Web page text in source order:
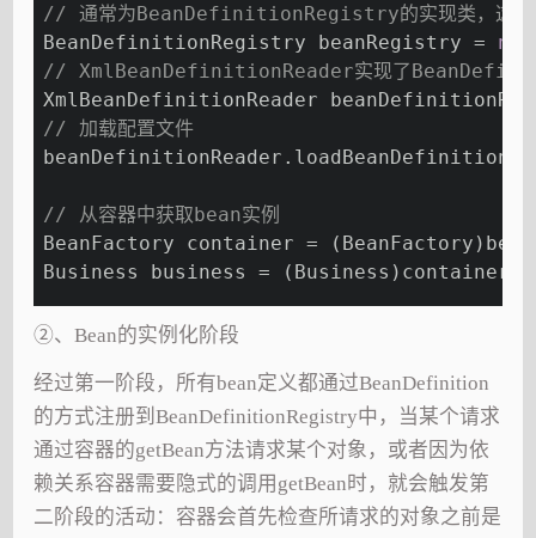
// 通常为BeanDefinitionRegistry的实现类，这
BeanDefinitionRegistry beanRegistry = new
// XmlBeanDefinitionReader实现了
XmlBeanDefinitionReader
// 加载配置文件
beanDefinitionReader.loadBeanDefinitions(
// 从容器中获取bean实例
BeanFactory container =
Business business =
②、Bean的实例化阶段
经过第一阶段，所有bean定义都通过BeanDefinition
的方式注册到BeanDefinitionRegistry中，当某个请求
通过容器的getBean方法请求某个对象，或者因为依
赖关系容器需要隐式的调用getBean时，就会触发第
二阶段的活动：容器会首先检查所请求的对象之前是